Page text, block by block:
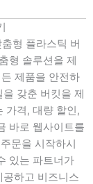
형 플라스틱 버
형 솔루션을 제
제품을 안전하
갖춘 버킷을 제
가격, 대량 할인,
바로 웹사이트를
문을 시작하시
있는 파트너가
하고 비즈니스